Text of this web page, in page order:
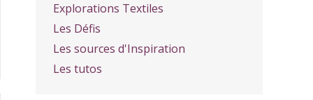
Explorations Textiles
Les Défis
Les sources d'Inspiration
Les tutos